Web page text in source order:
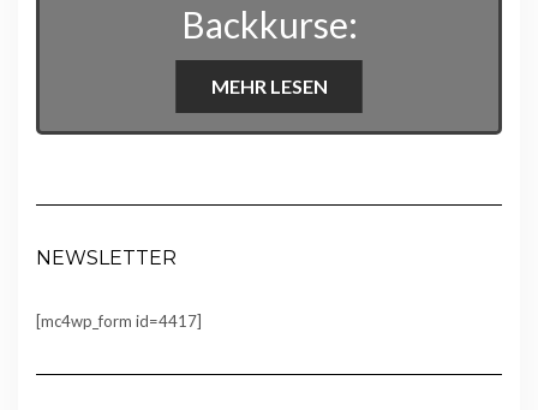
Backkurse:
MEHR LESEN
NEWSLETTER
[mc4wp_form id=4417]